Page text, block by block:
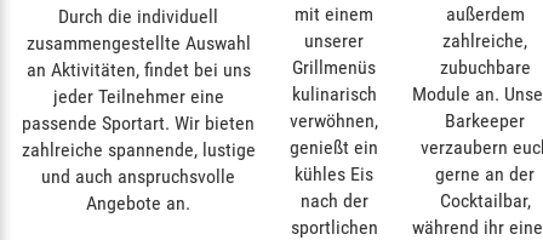
Durch die individuell
zusammengestellte Auswahl
an Aktivitäten, findet bei uns
jeder Teilnehmer eine
passende Sportart. Wir bieten
zahlreiche spannende, lustige
und auch anspruchsvolle
Angebote an.
mit einem
unserer
Grillmenüs
kulinarisch
verwöhnen,
genießt ein
kühles Eis
nach der
sportlichen
außerdem
zahlreiche,
zubuchbare
Module an.
Barkeeper
verzaubern
gerne an der
Cocktailbar,
während ihr